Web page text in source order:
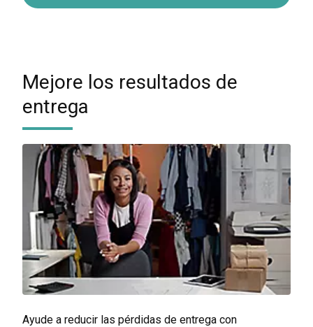
Mejore los resultados de
entrega
Ayude a reducir las pérdidas de entrega con